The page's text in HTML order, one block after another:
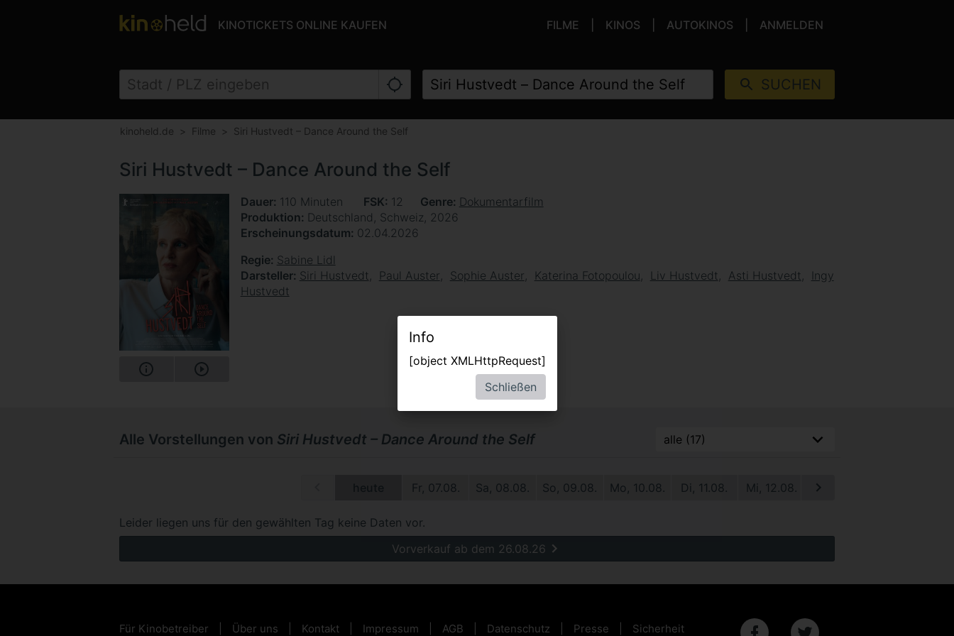
KINOTICKETS ONLINE KAUFEN FILME KINOS AUTOKINOS ANMELDEN
SUCHEN
kinoheld.de Filme Siri Hustvedt – Dance Around the Self
Siri Hustvedt – Dance Around the Self
Dauer 110 Minuten FSK 12 Genre Dokumentarfilm
Produktion Deutschland, Schweiz, 2026
Erscheinungsdatum 02.04.2026
Regie Sabine Lidl
Darsteller Siri Hustvedt Paul Auster Sophie Auster Katerina Fotopoulou Liv Hustvedt Asti Hustvedt
Ingy
Hustvedt
Alle Vorstellungen von Siri Hustvedt – Dance Around the Self
Fr, 07.08. Sa, 08.08. So, 09.08. Mo, 10.08. Di, 11.08. Mi, 12.08. Do, 13.08.
Leider liegen uns für den gewählten Tag keine Daten vor.
Vorverkauf ab dem 26.08.26
Für Kinobetreiber Über uns Kontakt Impressum AGB Datenschutz Presse Sicherheit
Info
[object XMLHttpRequest]
Schließen